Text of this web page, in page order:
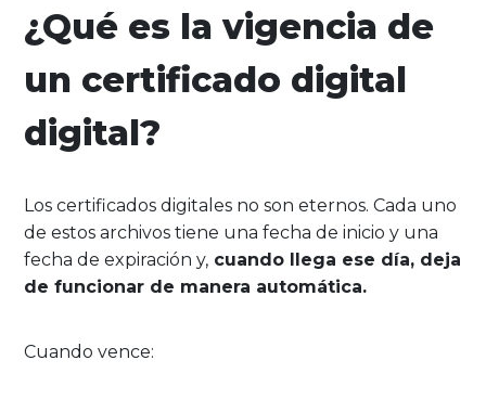
¿Qué es la vigencia de
un certificado digital
digital?
Los certificados digitales no son eternos. Cada uno
de estos archivos tiene una fecha de inicio y una
fecha de expiración y, cuando llega ese día, deja
de funcionar de manera automática.
Cuando vence: